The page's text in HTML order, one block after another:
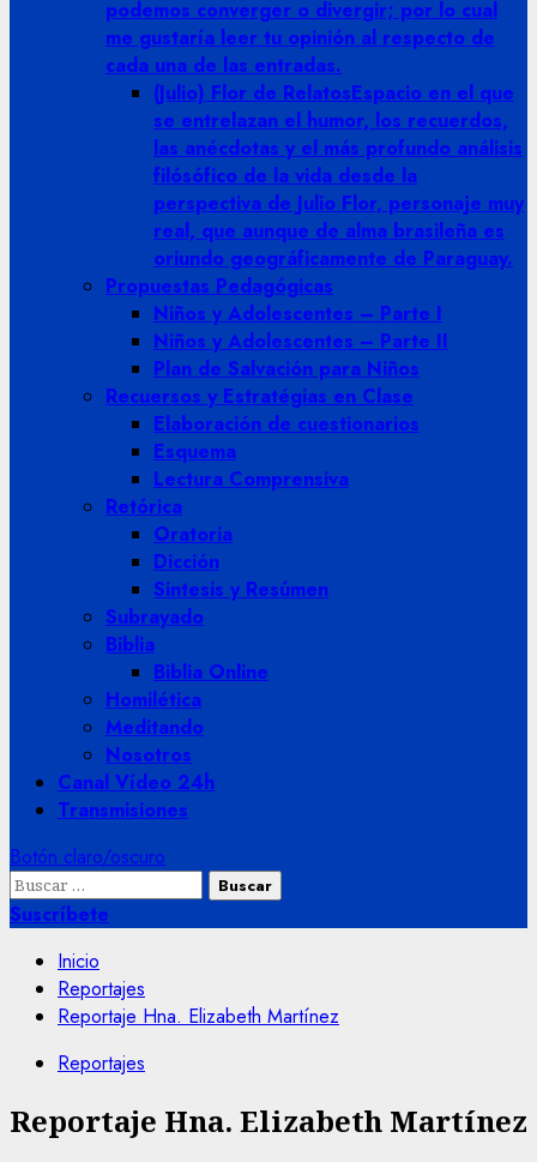
podemos converger o divergir; por lo cual
me gustaría leer tu opinión al respecto de
cada una de las entradas.
(Julio) Flor de RelatosEspacio en el que
se entrelazan el humor, los recuerdos,
las anécdotas y el más profundo análisis
filósófico de la vida desde la
perspectiva de Julio Flor, personaje muy
real, que aunque de alma brasileña es
oriundo geográficamente de Paraguay.
Propuestas Pedagógicas
Niños y Adolescentes – Parte I
Niños y Adolescentes – Parte II
Plan de Salvación para Niños
Recuersos y Estratégias en Clase
Elaboración de cuestionarios
Esquema
Lectura Comprensiva
Retórica
Oratoria
Dicción
Sintesis y Resúmen
Subrayado
Biblia
Biblia Online
Homilética
Meditando
Nosotros
Canal Vídeo 24h
Transmisiones
Botón claro/oscuro
Buscar:
Suscríbete
Inicio
Reportajes
Reportaje Hna. Elizabeth Martínez
Reportajes
Reportaje Hna. Elizabeth Martínez